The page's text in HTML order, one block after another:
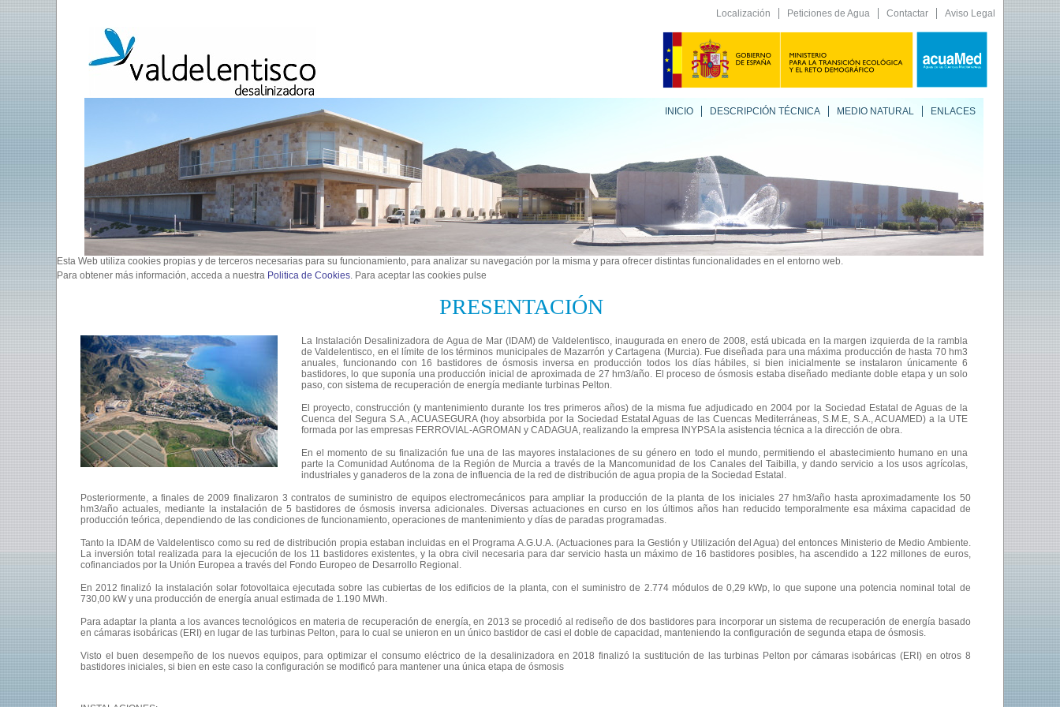
Localización Peticiones de Agua Contactar Aviso Legal
INICIO DESCRIPCIÓN TÉCNICA MEDIO NATURAL ENLACES
Esta Web utiliza cookies propias y de terceros necesarias para su funcionamiento, para analizar su navegación por la misma y para ofrecer distintas funcionalidades en el entorno web.
Para obtener más información, acceda a nuestra Politica de Cookies. Para aceptar las cookies pulse
PRESENTACIÓN
La Instalación Desalinizadora de Agua de Mar (IDAM) de Valdelentisco, inaugurada en enero de 2008, está ubicada en la margen izquierda de la rambla
de Valdelentisco, en el límite de los términos municipales de Mazarrón y Cartagena (Murcia). Fue diseñada para una máxima producción de hasta 70 hm3
anuales, funcionando con 16 bastidores de ósmosis inversa en producción todos los días hábiles, si bien inicialmente se instalaron únicamente 6
bastidores, lo que suponía una producción inicial de aproximada de 27 hm3/año. El proceso de ósmosis estaba diseñado mediante doble etapa y un solo
paso, con sistema de recuperación de energía mediante turbinas Pelton.
El proyecto, construcción (y mantenimiento durante los tres primeros años) de la misma fue adjudicado en 2004 por la Sociedad Estatal de Aguas de la
Cuenca del Segura S.A., ACUASEGURA (hoy absorbida por la Sociedad Estatal Aguas de las Cuencas Mediterráneas, S.M.E, S.A., ACUAMED) a la UTE
formada por las empresas FERROVIAL-AGROMAN y CADAGUA, realizando la empresa INYPSA la asistencia técnica a la dirección de obra.
En el momento de su finalización fue una de las mayores instalaciones de su género en todo el mundo, permitiendo el abastecimiento humano en una
parte la Comunidad Autónoma de la Región de Murcia a través de la Mancomunidad de los Canales del Taibilla, y dando servicio a los usos agrícolas,
industriales y ganaderos de la zona de influencia de la red de distribución de agua propia de la Sociedad Estatal.
Posteriormente, a finales de 2009 finalizaron 3 contratos de suministro de equipos electromecánicos para ampliar la producción de la planta de los iniciales 27 hm3/año hasta aproximadamente los 50
hm3/año actuales, mediante la instalación de 5 bastidores de ósmosis inversa adicionales. Diversas actuaciones en curso en los últimos años han reducido temporalmente esa máxima capacidad de
producción teórica, dependiendo de las condiciones de funcionamiento, operaciones de mantenimiento y días de paradas programadas.
Tanto la IDAM de Valdelentisco como su red de distribución propia estaban incluidas en el Programa A.G.U.A. (Actuaciones para la Gestión y Utilización del Agua) del entonces Ministerio de Medio Ambiente.
La inversión total realizada para la ejecución de los 11 bastidores existentes, y la obra civil necesaria para dar servicio hasta un máximo de 16 bastidores posibles, ha ascendido a 122 millones de euros,
cofinanciados por la Unión Europea a través del Fondo Europeo de Desarrollo Regional.
En 2012 finalizó la instalación solar fotovoltaica ejecutada sobre las cubiertas de los edificios de la planta, con el suministro de 2.774 módulos de 0,29 kWp, lo que supone una potencia nominal total de
730,00 kW y una producción de energía anual estimada de 1.190 MWh.
Para adaptar la planta a los avances tecnológicos en materia de recuperación de energía, en 2013 se procedió al rediseño de dos bastidores para incorporar un sistema de recuperación de energía basado
en cámaras isobáricas (ERI) en lugar de las turbinas Pelton, para lo cual se unieron en un único bastidor de casi el doble de capacidad, manteniendo la configuración de segunda etapa de ósmosis.
Visto el buen desempeño de los nuevos equipos, para optimizar el consumo eléctrico de la desalinizadora en 2018 finalizó la sustitución de las turbinas Pelton por cámaras isobáricas (ERI) en otros 8
bastidores iniciales, si bien en este caso la configuración se modificó para mantener una única etapa de ósmosis